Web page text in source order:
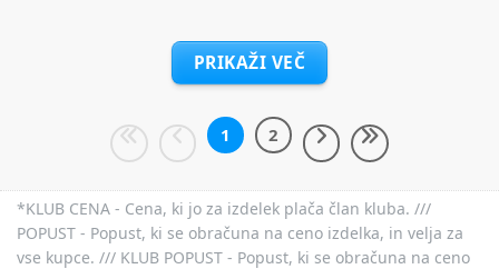
PRIKAŽI VEČ
1 2
*KLUB CENA - Cena, ki jo za izdelek plača član kluba. ///
POPUST - Popust, ki se obračuna na ceno izdelka, in velja za
vse kupce. /// KLUB POPUST - Popust, ki se obračuna na ceno